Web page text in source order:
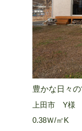
豊かな日々
上田市 Y様
0.38Ｗ/㎡K